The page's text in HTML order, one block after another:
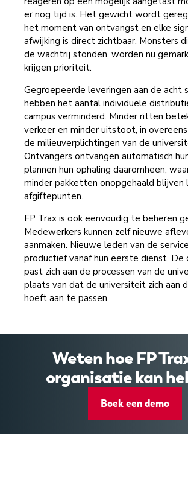
er nog tijd is. Het gewicht wordt
het moment van ontvangst en elke
afwijking is direct zichtbaar. Monsters
de wachtrij stonden, worden nu
krijgen prioriteit.
Gegroepeerde leveringen aan de acht
hebben het aantal individuele
campus verminderd. Minder ritten
verkeer en minder uitstoot, in
de milieuverplichtingen van de
Ontvangers ontvangen automatisch
plannen hun ophaling daaromheen,
minder pakketten onopgehaald blijven
afgiftepunten.
FP Trax is ook eenvoudig te beheren
Medewerkers kunnen zelf nieuwe
aanmaken. Nieuwe leden van de
productief vanaf hun eerste dienst. De
past zich aan de processen van de
plaats van dat de universiteit zich aan
hoeft aan te passen.
Weten hoe FP
organisatie kan
Boek een demo